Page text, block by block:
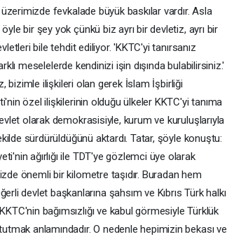
fevkalade büyük baskılar vardır. Asla
bir şey yok çünkü biz ayrı bir devletiz, ayrı bir
bile tehdit ediliyor. 'KKTC'yi tanırsanız
meselelerde kendinizi işin dışında bulabilirsiniz.'
bizimle ilişkileri olan gerek İslam İşbirliği
özel ilişkilerinin olduğu ülkeler KKTC'yi tanıma
olarak demokrasisiyle, kurum ve kuruluşlarıyla
sürdürüldüğünü aktardı. Tatar, şöyle konuştu:
ağırlığı ile TDT'ye gözlemci üye olarak
önemli bir kilometre taşıdır. Buradan hem
devlet başkanlarına şahsım ve Kıbrıs Türk halkı
bağımsızlığı ve kabul görmesiyle Türklük
anlamındadır. O nedenle hepimizin bekası ve